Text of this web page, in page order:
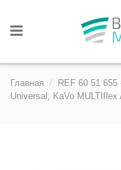
Главная
REF 60 51 655
Universal, KaVo